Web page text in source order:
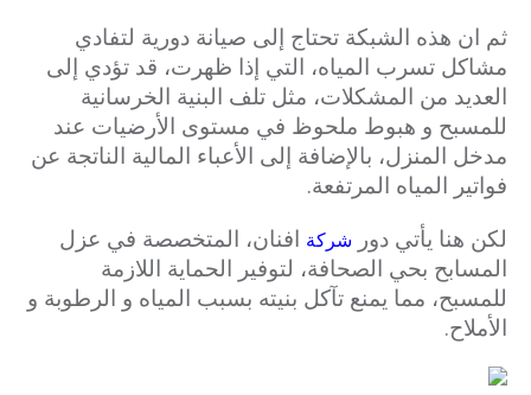
ثم ان هذه الشبكة تحتاج إلى صيانة دورية لتفادي
مشاكل تسرب المياه، التي إذا ظهرت، قد تؤدي إلى
العديد من المشكلات، مثل تلف البنية الخرسانية
للمسبح و هبوط ملحوظ في مستوى الأرضيات عند
مدخل المنزل، بالإضافة إلى الأعباء المالية الناتجة عن
فواتير المياه المرتفعة.
لكن هنا يأتي دور شركة افنان، المتخصصة في عزل
المسابح بحي الصحافة، لتوفير الحماية اللازمة
للمسبح، مما يمنع تآكل بنيته بسبب المياه و الرطوبة و
الأملاح.